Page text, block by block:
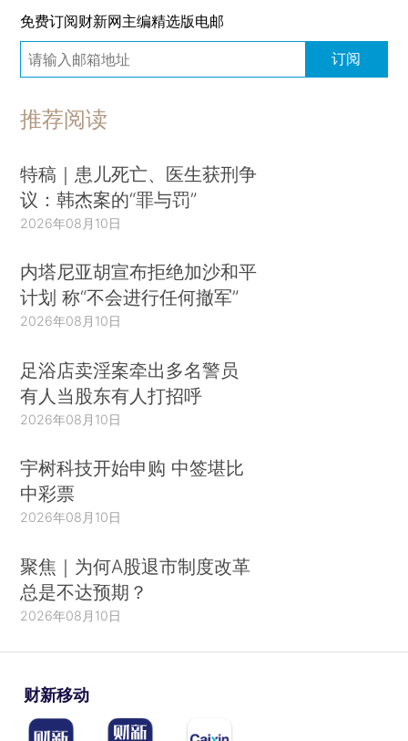
免费订阅财新网主编精选版电邮
订阅
推荐阅读
特稿｜患儿死亡、医生获刑争
议：韩杰案的“罪与罚”
2026年08月10日
内塔尼亚胡宣布拒绝加沙和平
计划 称“不会进行任何撤军”
2026年08月10日
足浴店卖淫案牵出多名警员
有人当股东有人打招呼
2026年08月10日
宇树科技开始申购 中签堪比
中彩票
2026年08月10日
聚焦｜为何A股退市制度改革
总是不达预期？
2026年08月10日
财新移动